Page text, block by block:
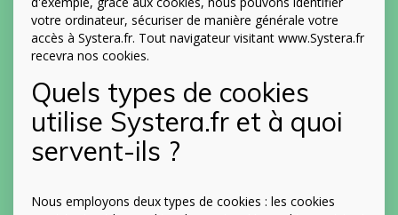
votre ordinateur, sécuriser de manière générale votre
accès à Systera.fr. Tout navigateur visitant www.Systera.fr
recevra nos cookies.
Quels types de cookies
utilise Systera.fr et à quoi
servent-ils ?
Nous employons deux types de cookies : les cookies